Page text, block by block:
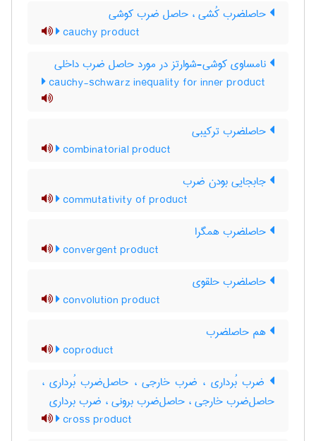
حاصلضرب کُشی ، حاصل ضرب کوشی
cauchy product
نامساوی کوشی-شوارتز در مورد حاصل ضرب داخلی
cauchy-schwarz inequality for inner product
حاصلضرب ترکیبی
combinatorial product
جابجایی بودن ضرب
commutativity of product
حاصلضرب همگرا
convergent product
حاصلضرب حلقوی
convolution product
هم حاصلضرب
coproduct
ضرب بُرداری ، ضرب خارجی ، حاصل‌ضرب بُرداری ،
حاصل‌ضرب خارجی ، حاصل‌ضرب برونی ، ضرب برداری
cross product